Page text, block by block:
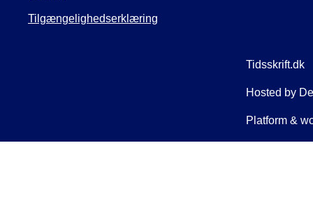
Tilgængelighedserklæring